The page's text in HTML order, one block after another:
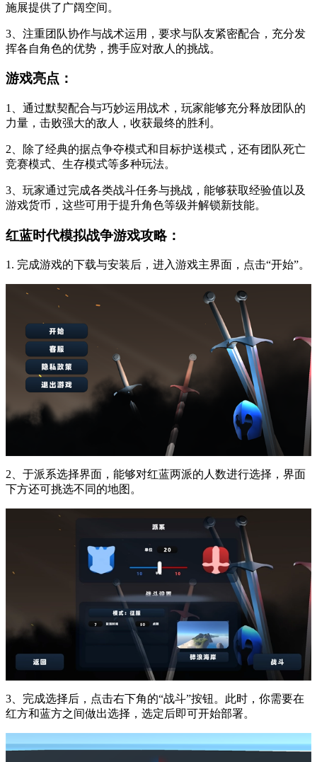
施展提供了广阔空间。
3、注重团队协作与战术运用，要求与队友紧密配合，充分发
挥各自角色的优势，携手应对敌人的挑战。
游戏亮点：
1、通过默契配合与巧妙运用战术，玩家能够充分释放团队的
力量，击败强大的敌人，收获最终的胜利。
2、除了经典的据点争夺模式和目标护送模式，还有团队死亡
竞赛模式、生存模式等多种玩法。
3、玩家通过完成各类战斗任务与挑战，能够获取经验值以及
游戏货币，这些可用于提升角色等级并解锁新技能。
红蓝时代模拟战争游戏攻略：
1. 完成游戏的下载与安装后，进入游戏主界面，点击“开始”。
2、于派系选择界面，能够对红蓝两派的人数进行选择，界面
下方还可挑选不同的地图。
3、完成选择后，点击右下角的“战斗”按钮。此时，你需要在
红方和蓝方之间做出选择，选定后即可开始部署。